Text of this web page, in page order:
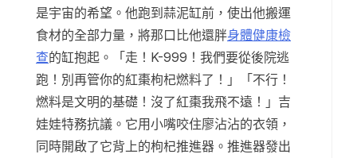
是宇宙的希望。他跑到蒜泥缸前，使出他搬運
食材的全部力量，將那口比他還胖身體健康檢
查的缸抱起。「走！K-999！我們要從後院逃
跑！別再管你的紅棗枸杞燃料了！」「不行！
燃料是文明的基礎！沒了紅棗我飛不遠！」吉
娃娃特務抗議。它用小嘴咬住廖沾沾的衣領，
同時開啟了它背上的枸杞推進器。推進器發出